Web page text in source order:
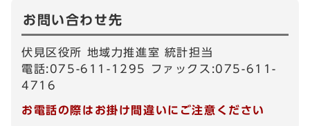
お問い合わせ先
伏見区役所 地域力推進室 統計担当
電話:075-611-1295 ファックス:075-611-
4716
お電話の際はお掛け間違いにご注意ください